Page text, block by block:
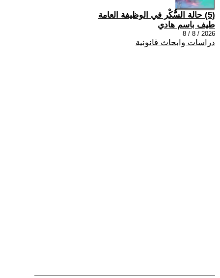
(5) حالة السُّكْر في الوظيفة العامة
طيف باسم هادي
2026 / 8 / 8
دراسات وابحاث قانونية